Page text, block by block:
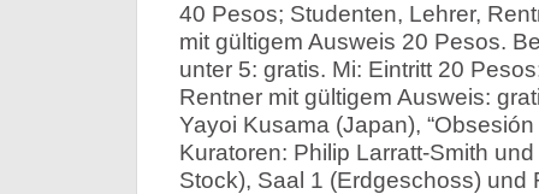
40 Pesos; Studenten, Lehrer,
mit gültigem Ausweis 20 Pesos.
unter 5: gratis. Mi: Eintritt 20
Rentner mit gültigem Ausweis:
Yayoi Kusama (Japan),
Kuratoren: Philip Larratt-Smith
Stock), Saal 1 (Erdgeschoss) und